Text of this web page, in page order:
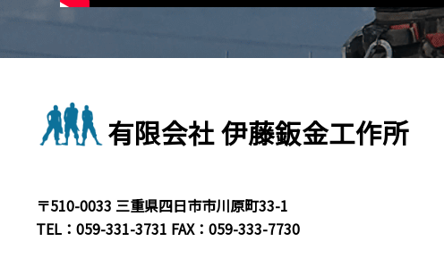
有限会社 伊藤鈑金工作所
〒510-0033 三重県四日市市川原町33-1
TEL：059-331-3731 FAX：059-333-7730